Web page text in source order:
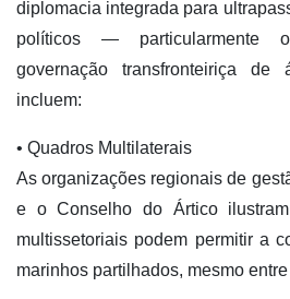
diplomacia integrada para
políticos — particularmente
governação transfronteiriça de
incluem:
• Quadros Multilaterais
As organizações regionais de
e o Conselho do Ártico
multissetoriais podem permitir a
marinhos partilhados, mesmo